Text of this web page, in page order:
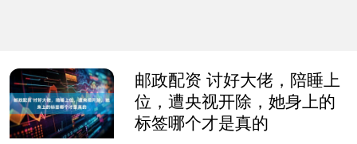
邮政配资 讨好大佬，陪睡上
位，遭央视开除，她身上的
标签哪个才是真的